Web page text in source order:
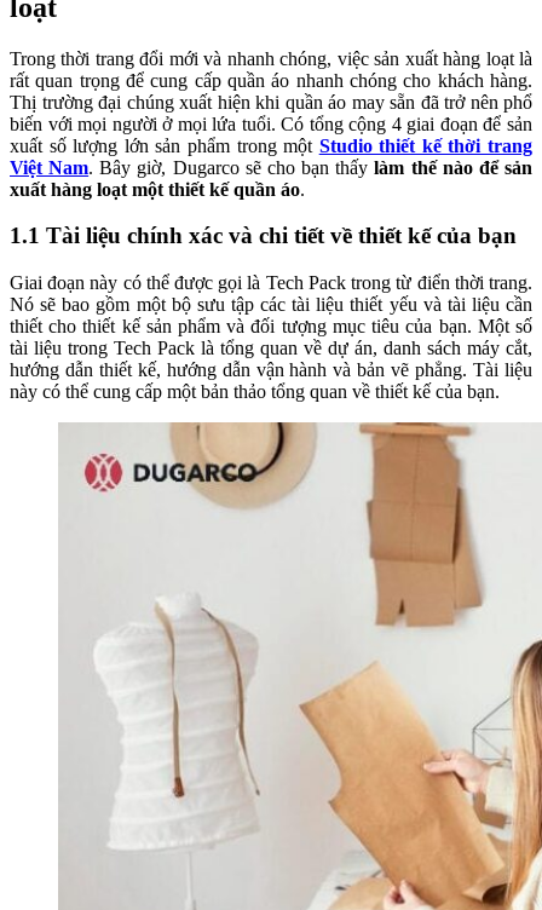
loạt
Trong thời trang đổi mới và nhanh chóng, việc sản xuất hàng loạt là
rất quan trọng để cung cấp quần áo nhanh chóng cho khách hàng.
Thị trường đại chúng xuất hiện khi quần áo may sẵn đã trở nên phổ
biến với mọi người ở mọi lứa tuổi. Có tổng cộng 4 giai đoạn để sản
xuất số lượng lớn sản phẩm trong một Studio thiết kế thời trang
Việt Nam. Bây giờ, Dugarco sẽ cho bạn thấylàm thế nào để sản
xuất hàng loạt một thiết kế quần áo.
1.1 Tài liệu chính xác và chi tiết về thiết kế của bạn
Giai đoạn này có thể được gọi là Tech Pack trong từ điển thời trang.
Nó sẽ bao gồm một bộ sưu tập các tài liệu thiết yếu và tài liệu cần
thiết cho thiết kế sản phẩm và đối tượng mục tiêu của bạn. Một số
tài liệu trong Tech Pack là tổng quan về dự án, danh sách máy cắt,
hướng dẫn thiết kế, hướng dẫn vận hành và bản vẽ phẳng. Tài liệu
này có thể cung cấp một bản thảo tổng quan về thiết kế của bạn.